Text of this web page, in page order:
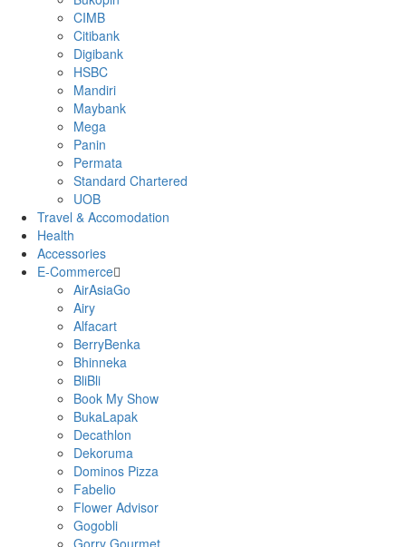
CIMB
Citibank
Digibank
HSBC
Mandiri
Maybank
Mega
Panin
Permata
Standard Chartered
UOB
Travel & Accomodation
Health
Accessories
E-Commerce
AirAsiaGo
Airy
Alfacart
BerryBenka
Bhinneka
BliBli
Book My Show
BukaLapak
Decathlon
Dekoruma
Dominos Pizza
Fabelio
Flower Advisor
Gogobli
Gorry Gourmet